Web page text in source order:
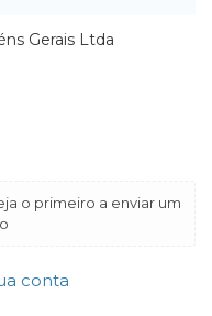
Gerais Ltda
o primeiro a enviar um
conta